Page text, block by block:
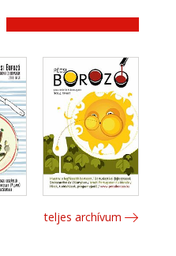
teljes archívum